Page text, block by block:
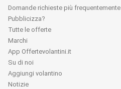
Domande richieste più frequentemente
Pubblicizza?
Tutte le offerte
Marchi
App Offertevolantini.it
Su di noi
Aggiungi volantino
Notizie